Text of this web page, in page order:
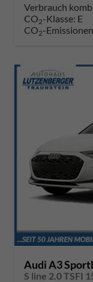
Verbrauch
CO2-Klasse: E
CO2-
Audi A3